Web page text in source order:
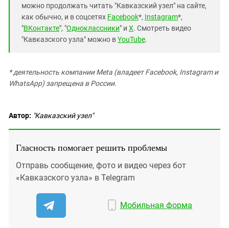
можно продолжать читать "Кавказский узел" на сайте,
как обычно, и в соцсетях Facebook*, Instagram*,
"ВКонтакте", "Одноклассники" и X. Смотреть видео
"Кавказского узла" можно вYouTube.
* деятельность компании Meta (владеет Facebook, Instagram и
WhatsApp) запрещена в России.
Автор: "Кавказский узел"
Гласность помогает решить проблемы
Отправь сообщение, фото и видео через бот
«Кавказского узла» в Telegram
Мобильная форма